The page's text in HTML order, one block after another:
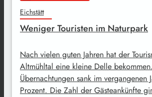
Eichstätt
Weniger Touristen im Naturpark
Nach vielen guten Jahren hat der
Altmühltal eine kleine Delle
Übernachtungen sank im vergangenen
Prozent. Die Zahl der Gästeankünfte